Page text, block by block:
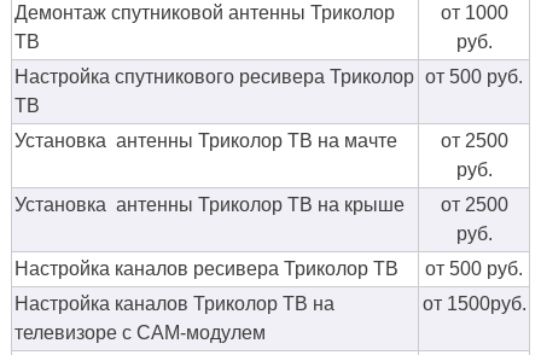
Демонтаж спутниковой антенны Триколор
ТВ
от 1000
руб.
Настройка спутникового ресивера Триколор
ТВ
от 500 руб.
Установка антенны Триколор ТВ на мачте
от 2500
руб.
Установка антенны Триколор ТВ на крыше
от 2500
руб.
Настройка каналов ресивера Триколор ТВ
от 500 руб.
Настройка каналов Триколор ТВ на
телевизоре с CAM-модулем
от 1500руб.